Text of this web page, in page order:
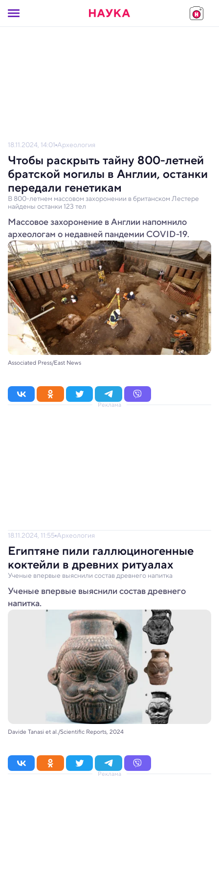
18.11.2024, 14:01 Археология
Чтобы раскрыть тайну 800-летней
братской могилы в Англии, останки
передали генетикам
В 800-летнем массовом захоронении в британском Лестере
найдены останки 123 тел
Массовое захоронение в Англии напомнило
археологам о недавней пандемии COVID-19.
Associated Press/East News
Реклама
18.11.2024, 11:55 Археология
Египтяне пили галлюциногенные
коктейли в древних ритуалах
Ученые впервые выяснили состав древнего напитка
Ученые впервые выяснили состав древнего
напитка.
Davide Tanasi et al./Scientific Reports, 2024
Реклама